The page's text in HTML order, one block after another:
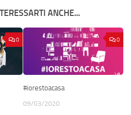
ANCHE...
0 0
#iorestoacasa
09/03/2020